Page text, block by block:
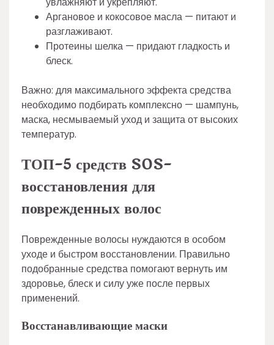
Аргановое и кокосовое масла — питают и
разглаживают.
Протеины шелка — придают гладкость и
блеск.
Важно: для максимального эффекта средства
необходимо подбирать комплексно — шампунь,
маска, несмываемый уход и защита от высоких
температур.
ТОП-5 средств SOS-
восстановления для
поврежденных волос
Поврежденные волосы нуждаются в особом
уходе и быстром восстановлении. Правильно
подобранные средства помогают вернуть им
здоровье, блеск и силу уже после первых
применений.
Восстанавливающие маски